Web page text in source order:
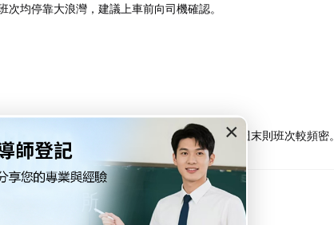
×
均停靠大浪灣，建議上車前向司機確認。​
小巴為客滿即開，平日可能需等待乘客滿座，週末則班次較頻密。​